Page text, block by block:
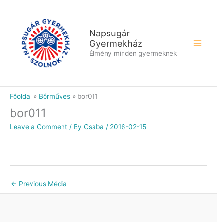
Napsugár
Gyermekház
Élmény minden gyermeknek
Főoldal Bőrműves bor011
bor011
Leave a Comment / By Csaba / 2016-02-15
← Previous Média